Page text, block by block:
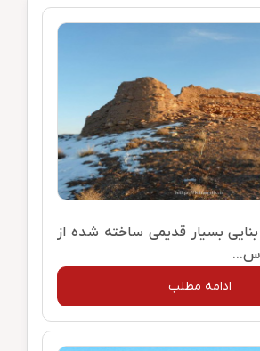
بسیار قدیمی ساخته شده از
ادامه مطلب